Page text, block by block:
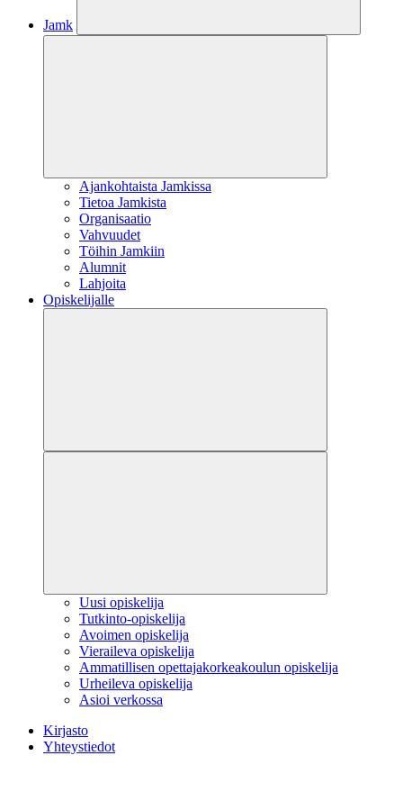
Jamk
Ajankohtaista Jamkissa
Tietoa Jamkista
Organisaatio
Vahvuudet
Töihin Jamkiin
Alumnit
Lahjoita
Opiskelijalle
Uusi opiskelija
Tutkinto-opiskelija
Avoimen opiskelija
Vieraileva opiskelija
Ammatillisen opettajakorkeakoulun opiskelija
Urheileva opiskelija
Asioi verkossa
Kirjasto
Yhteystiedot